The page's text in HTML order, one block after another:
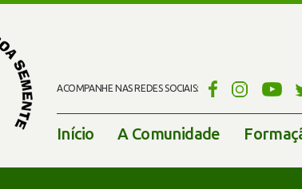
ACOMPANHE NAS REDES SOCIAIS:
Início A Comunidade